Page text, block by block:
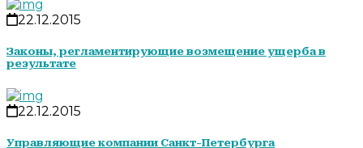
22.12.2015
Законы, регламентирующие возмещение ущерба в
результате
22.12.2015
Управляющие компании Санкт-Петербурга